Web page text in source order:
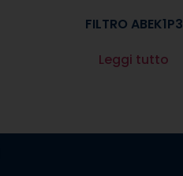
FILTRO ABEK1P3
Leggi tutto